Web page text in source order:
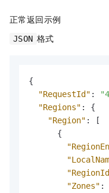
正常返回示例
JSON 格式
{
"RequestId" :
"Regions" :
{
"Region" :
[
{
"Zones" :